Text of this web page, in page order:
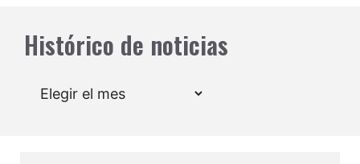
Histórico de noticias
Archivos